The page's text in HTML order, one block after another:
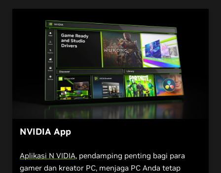
NVIDIA App
Aplikasi N VIDIA, pendamping penting bagi para
gamer dan kreator PC, menjaga PC Anda tetap